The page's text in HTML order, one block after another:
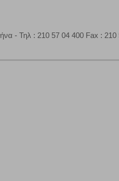
- Τηλ : 210 57 04 400 Fax : 210